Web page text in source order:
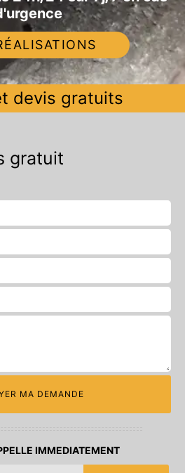
devis gratuits
gratuit
IMMEDIATEMENT